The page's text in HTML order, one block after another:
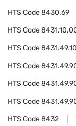
HTS Code8430.69
HTS Code
HTS Code8431.49.10
HTS Code
HTS Code
HTS Code
HTS Code8432